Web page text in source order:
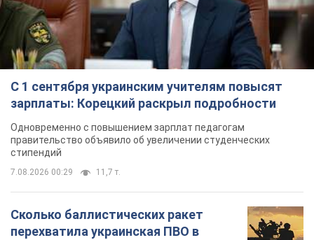
С 1 сентября украинским учителям повысят
зарплаты: Корецкий раскрыл подробности
Одновременно с повышением зарплат педагогам
правительство объявило об увеличении студенческих
стипендий
7.08.2026 00:29 11,7 т.
Сколько баллистических ракет
перехватила украинская ПВО в